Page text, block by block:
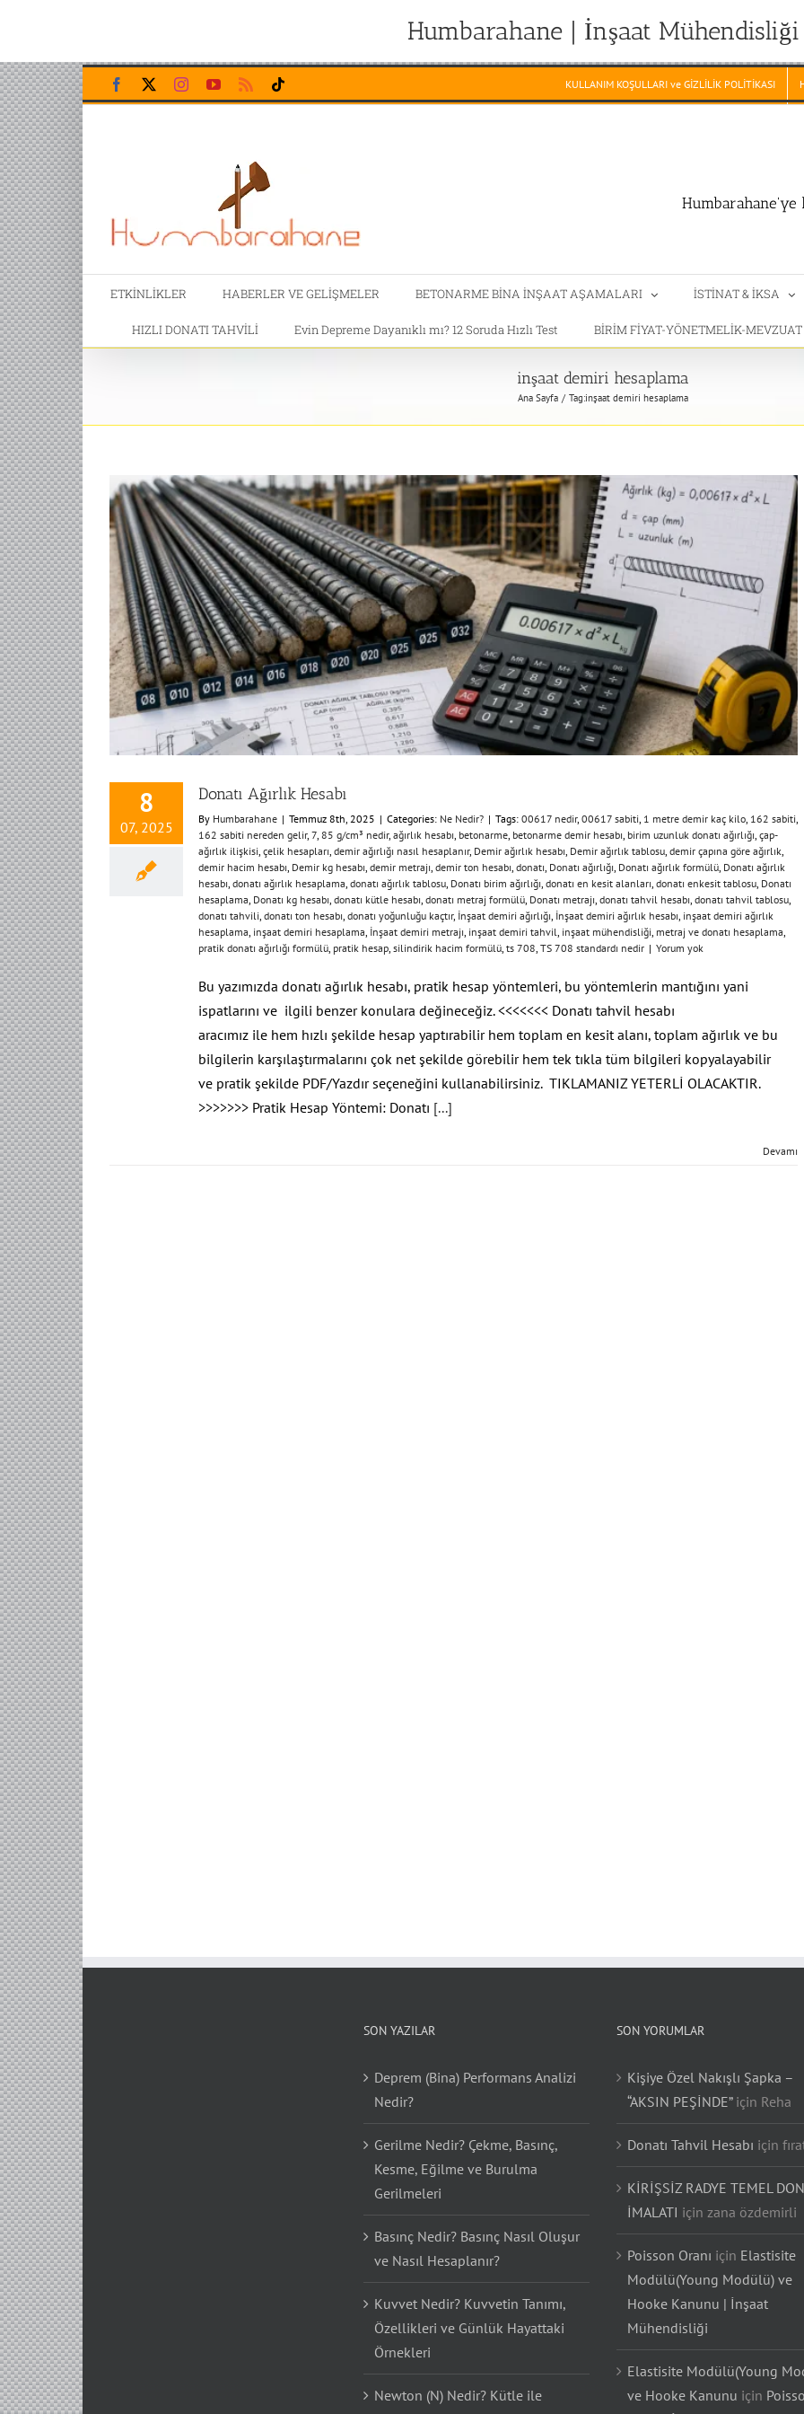
Humbarahane | İnşaat Mühendisliği
Skip
to
content
Facebook InstagramYouTubeRss KULLANIM KOŞULLARI ve GİZLİLİK POLİTİKASI
Humbarahane'ye
ETKİNLİKLER HABERLER VE GELİŞMELER BETONARME BİNA İNŞAAT AŞAMALARI İSTİNAT & İKSA
HIZLI DONATI TAHVİLİ Evin Depreme Dayanıklı mı? 12 Soruda Hızlı Test BİRİM FİYAT-YÖNETMELİK-
inşaat demiri hesaplama
Ana Sayfa Tag:inşaat demiri hesaplama
8
07, 2025
Donatı Ağırlık Hesabı
By Humbarahane | Temmuz 8th, 2025 | Categories: Ne Nedir? | Tags: 00617 nedir, 00617 sabiti 1 metre demir kaç kilo 162 sabiti
162 sabiti nereden gelir, 7 85 g/cm³ nedir, ağırlık hesabı betonarme betonarme demir hesabı birim uzunluk donatı ağırlığı çap-
ağırlık ilişkisi çelik hesapları demir ağırlığı nasıl hesaplanır, Demir ağırlık hesabı Demir ağırlık tablosu demir çapına göre ağırlık
demir hacim hesabı Demir kg hesabı demir metrajı demir ton hesabı donatı Donatı ağırlığı Donatı ağırlık formülü Donatı ağırlık
hesabı donatı ağırlık hesaplama donatı ağırlık tablosu Donatı birim ağırlığı donatı en kesit alanları donatı enkesit tablosu Donatı
hesaplama Donatı kg hesabı donatı kütle hesabı donatı metraj formülü Donatı metrajı donatı tahvil hesabı donatı tahvil tablosu
donatı tahvili donatı ton hesabı donatı yoğunluğu kaçtır, İnşaat demiri ağırlığı İnşaat demiri ağırlık hesabı inşaat demiri ağırlık
hesaplama inşaat demiri hesaplama İnşaat demiri metrajı inşaat demiri tahvil inşaat mühendisliği metraj ve donatı hesaplama
pratik donatı ağırlığı formülü pratik hesap silindirik hacim formülü ts 708 TS 708 standardı nedir | Yorum yok
Bu yazımızda donatı ağırlık hesabı, pratik hesap yöntemleri, bu yöntemlerin mantığını yani
ispatlarını ve ilgili benzer konulara değineceğiz. <<<<<<< Donatı tahvil hesabı
aracımız ile hem hızlı şekilde hesap yaptırabilir hem toplam en kesit alanı, toplam ağırlık ve bu
bilgilerin karşılaştırmalarını çok net şekilde görebilir hem tek tıkla tüm bilgileri kopyalayabilir
ve pratik şekilde PDF/Yazdır seçeneğini kullanabilirsiniz. TIKLAMANIZ YETERLİ OLACAKTIR.
>>>>>>> Pratik Hesap Yöntemi: Donatı [...]
Devamı
Nedir?
Gerilme Nedir? Çekme, Basınç,
Gerilmeleri
Basınç Nedir? Basınç Nasıl Oluşur
ve Nasıl Hesaplanır?
Kuvvet Nedir? Kuvvetin Tanımı,
Örnekleri
Kişiye Özel Nakışlı Şapka –
“AKSIN PEŞİNDE”
için Reha
Donatı Tahvil Hesabı içinfırat
KİRİŞSİZ RADYE TEMEL
İMALATI için zana özdemirli
Poisson Oranı için
Elastisite
Modülü(Young Modülü) ve
Hooke Kanunu | İnşaat
Mühendisliği
Elastisite Modülü(Young